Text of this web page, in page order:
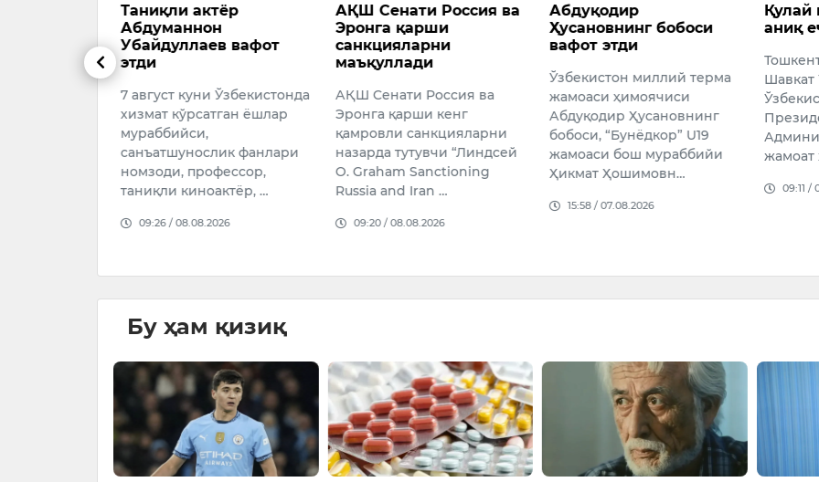
оналарга
Таниқли актёр
Абдуманнон
Убайдуллаев вафот
этди
7 август куни Ўзбекистонда
хизмат кўрсатган ёшлар
мураббийси,
санъатшунослик фанлари
номзоди, профессор,
таниқли киноактёр, …
09:26 / 08.08.2026
АҚШ Сенати Россия ва
Эронга қарши
санкцияларни
маъқуллади
АҚШ Сенати Россия ва
Эронга қарши кенг
қамровли санкцияларни
назарда тутувчи “Линдсей
O. Graham Sanctioning
Russia and Iran …
09:20 / 08.08.2026
Абдуқодир
Ҳусановнинг бобоси
вафот этди
Ўзбекистон миллий терма
жамоаси ҳимоячиси
Абдуқодир Ҳусановнинг
бобоси, “Бунёдкор” U19
жамоаси бош мураббийи
Ҳикмат Ҳошимовн…
15:58 / 07.08.2026
Қулай
аниқ
Шавкат
жамоат
09:11 /
Бу ҳам қизиқ